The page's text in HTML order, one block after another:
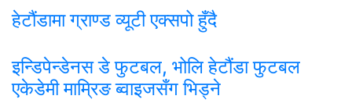
हेटौंडामा ग्राण्ड व्यूटी एक्सपो हुँदै
इन्डिपेन्डेनस डे फुटबल, भोलि हेटौंडा फुटबल
एकेडेमी माम्रिङ ब्वाइजसँग भिड्ने